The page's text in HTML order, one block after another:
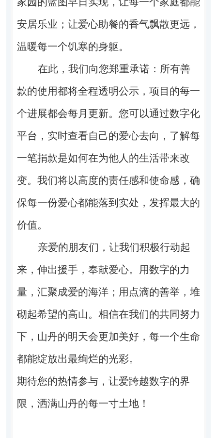
安居乐业；让爱心助餐的香气飘散更远，
温暖每一个饥寒的身躯。
在此，我们向您郑重承诺：所有善
款的使用都将全程透明公示，项目的每一
个进展都会每月更新。您可以通过数字化
平台，实时查看自己的爱心去向，了解每
一笔捐款是如何在为他人的生活带来改
变。我们将以高度的责任感和使命感，确
保每一份爱心都能落到实处，发挥最大的
价值。
亲爱的朋友们，让我们积极行动起
来，伸出援手，奉献爱心。用数字的力
量，汇聚成爱的海洋；用点滴的善举，堆
砌起希望的高山。相信在我们的共同努力
下，山丹的明天会更加美好，每一个生命
都能绽放出最绚烂的光彩。
期待您的热情参与，让爱跨越数字的界
限，洒满山丹的每一寸土地！